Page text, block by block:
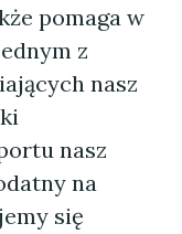
pomaga w
z
nasz
nasz
na
się